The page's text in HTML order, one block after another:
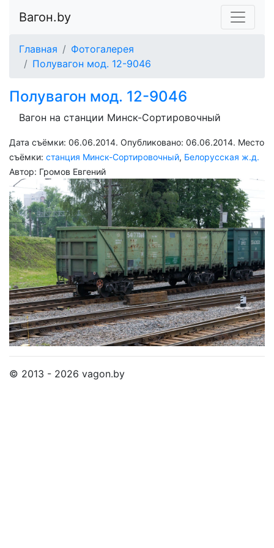
Вагон.by
Главная
Фотогалерея
Полувагон мод. 12-9046
Полувагон мод. 12-9046
Вагон на станции Минск-Сортировочный
Дата съёмки: 06.06.2014. Опубликовано: 06.06.2014. Место
съёмки: станция Минск-Сортировочный, Белорусская ж.д.
Автор: Громов Евгений
© 2013 - 2026 vagon.by